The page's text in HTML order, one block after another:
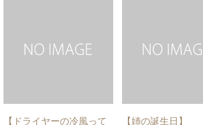
【ドライヤーの冷風って
【姉の誕生日】